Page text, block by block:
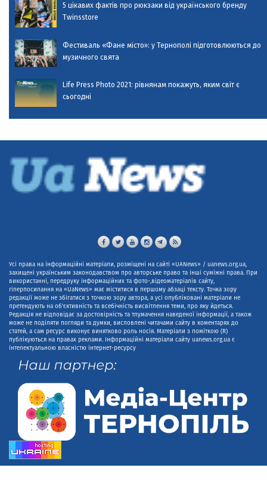
5 цікавих фактів про рюкзаки від українського бренду
Twinsstore
Фестиваль «Фане місто»: у Тернополі підготовлюються до
музичного свята
Life Press Photo 2021: рівнянам покажуть, яким світ є
сьогодні
Усі права на інформаційні матеріали, розміщені на сайті «UANews» / uanews.org.ua,
захищені українським законодавством про авторське право та інші суміжні права. При
використанні, передруку інформаційних та фото-,відеоматеріалів сайту,
гіперпосилання на «UaNews» має міститися в першому абзаці тексту. Точка зору
редакції може не збігатися з точкою зору автора, а усі опубліковані матеріали не
претендують на об'єктивність та всебічність висвітлення теми, про яку йдеться.
Редакція не відповідає за достовірність та тлумачення наведеної інформації, а також
може не поділяти погляди та думки, висловлені читачами сайту в коментарях до
статей, а сам ресурс виконує винятково роль носія. Матеріали з поміткою (R)
публікуються на правах реклами. Інформаційні матеріали сайту uanews.org.ua є
інтелектуальною власністю інтернет-ресурсу